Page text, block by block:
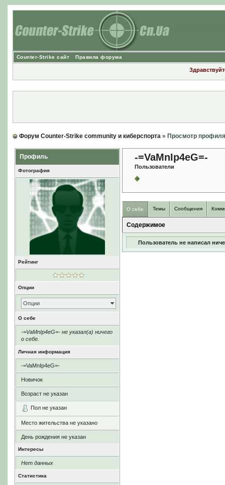
Counter-Strike сайт Правила форума
Форум Counter-Strike community и киберспорта» Просмотр профиля
Профиль
Фотография
Рейтинг
Опции
Опции
О себе
-=VaMnIp4eG=- не указал(а) ничего
о себе.
Личная информация
-=VaMnIp4eG=-
Новичок
Возраст не указан
Пол не указан
Место жительства не указано
День рождения не указан
Интересы
Нет данных
Статистика
-=VaMnIp4eG=-
Пользователи
О себе Темы Сообщения
Содержимое
Пользователь не написал